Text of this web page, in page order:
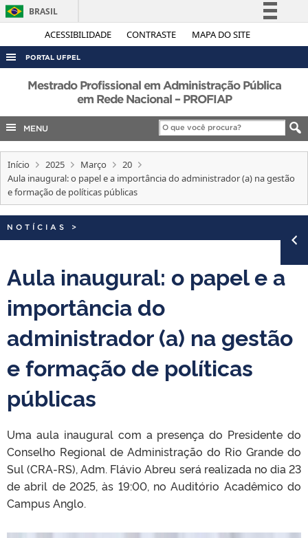
ACESSIBILIDADE CONTRASTE MAPA DO SITE
BRASIL
Simplifique!
Acesso à informação
Legislação
Canais
PORTAL UFPEL
ACESSO À INFORMAÇÃO
COBALTO
CONCURSOS
EDITAIS
INTERNACIONAL
Mestrado Profissional em Administração Pública
em Rede Nacional – PROFIAP
MENU
Início 2025 Março
20
Aula inaugural: o papel e a importância do administrador (a) na gestão
e formação de políticas públicas
NOTÍCIAS >
Aula inaugural: o papel e a
importância do
administrador (a) na gestão
e formação de políticas
públicas
Uma aula inaugural com a presença do Presidente do
Conselho Regional de Administração do Rio Grande do
Sul (CRA-RS), Adm. Flávio Abreu será realizada no dia 23
de abril de 2025, às 19:00, no Auditório Acadêmico do
Campus Anglo.